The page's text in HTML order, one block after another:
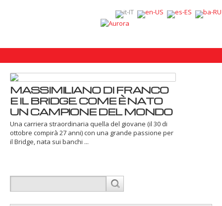
MASSIMILIANO DI FRANCO
E IL BRIDGE. COME È NATO
UN CAMPIONE DEL MONDO
Una carriera straordinaria quella del giovane (il 30 di
ottobre compirà 27 anni) con una grande passione per
il Bridge, nata sui banchi ...